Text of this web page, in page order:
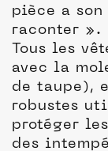
pièce a
raconter ».
Tous les
avec la
de taupe),
robustes
protéger
des